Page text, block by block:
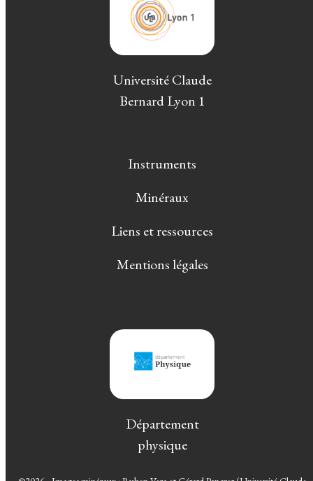
Université Claude
Bernard Lyon 1
Instruments
Minéraux
Liens et ressources
Mentions légales
Département
physique